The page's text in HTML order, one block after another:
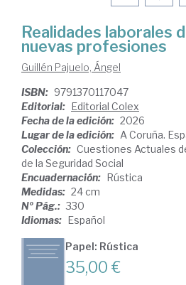
Realidades laborales
nuevas profesiones
Guillén Pajuelo, Ángel
ISBN: 9791370117047
Editorial: Editorial Colex
Fecha de la edición: 2026
Lugar de la edición: A Coruña.
Colección: Cuestiones Actuales
de la Seguridad Social
Encuadernación: Rústica
Medidas: 24 cm
Nº Pág.: 330
Idiomas: Español
Papel: Rústica
35,00 €